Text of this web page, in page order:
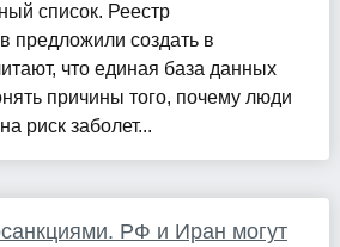
список. Реестр
предложили создать в
что единая база данных
причины того, почему люди
риск заболет...
РФ и Иран могут